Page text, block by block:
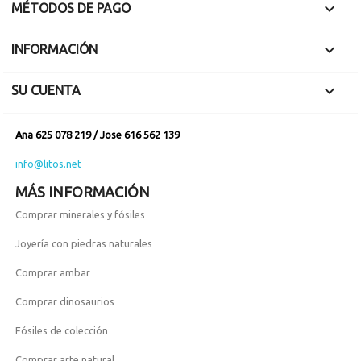
MÉTODOS DE PAGO 
INFORMACIÓN 
SU CUENTA 
Ana 625 078 219 / Jose 616 562 139
info@litos.net
MÁS INFORMACIÓN
Comprar minerales y fósiles
Joyería con piedras naturales
Comprar ambar
Comprar dinosaurios
Fósiles de colección